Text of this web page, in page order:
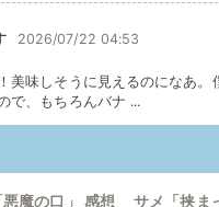
2026/07/22 04:53
美味しそうに見えるのになあ。
で、もちろんバナ ...
悪魔の口」 感想 サメ「挟ま